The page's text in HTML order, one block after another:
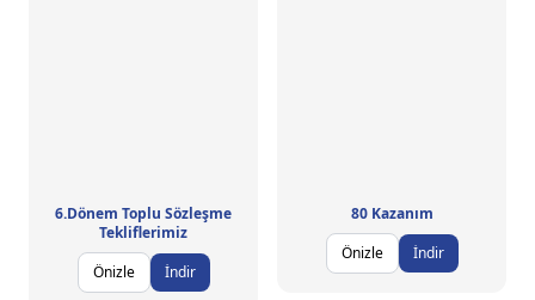
6.Dönem Toplu Sözleşme
Tekliflerimiz
Önizle
İndir
80 Kazanım
Önizle
İndir